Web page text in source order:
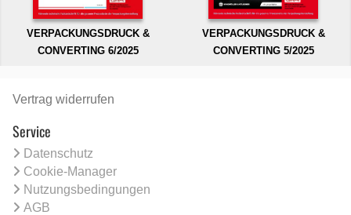
VERPACKUNGSDRUCK &
CONVERTING 6/2025
VERPACKUNGSDRUCK &
CONVERTING 5/2025
Vertrag widerrufen
Service
Datenschutz
Cookie-Manager
Nutzungsbedingungen
AGB